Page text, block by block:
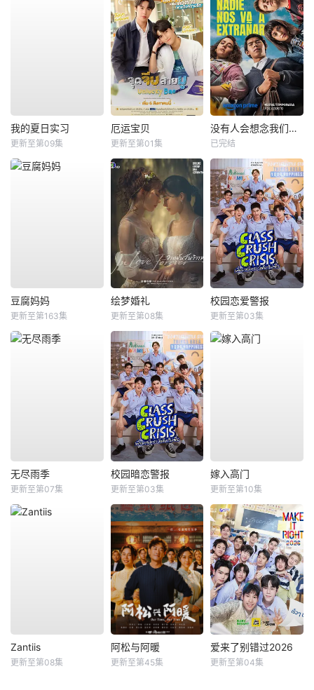
我的夏日实习
更新至第09集
厄运宝贝
更新至第01集
没有人会想念我们第二季
已完结
豆腐妈妈
更新至第163集
绘梦婚礼
更新至第08集
校园恋爱警报
更新至第03集
无尽雨季
更新至第07集
校园暗恋警报
更新至第03集
嫁入高门
更新至第10集
Zantiis
更新至第08集
阿松与阿暖
更新至第45集
爱来了别错过2026
更新至第04集